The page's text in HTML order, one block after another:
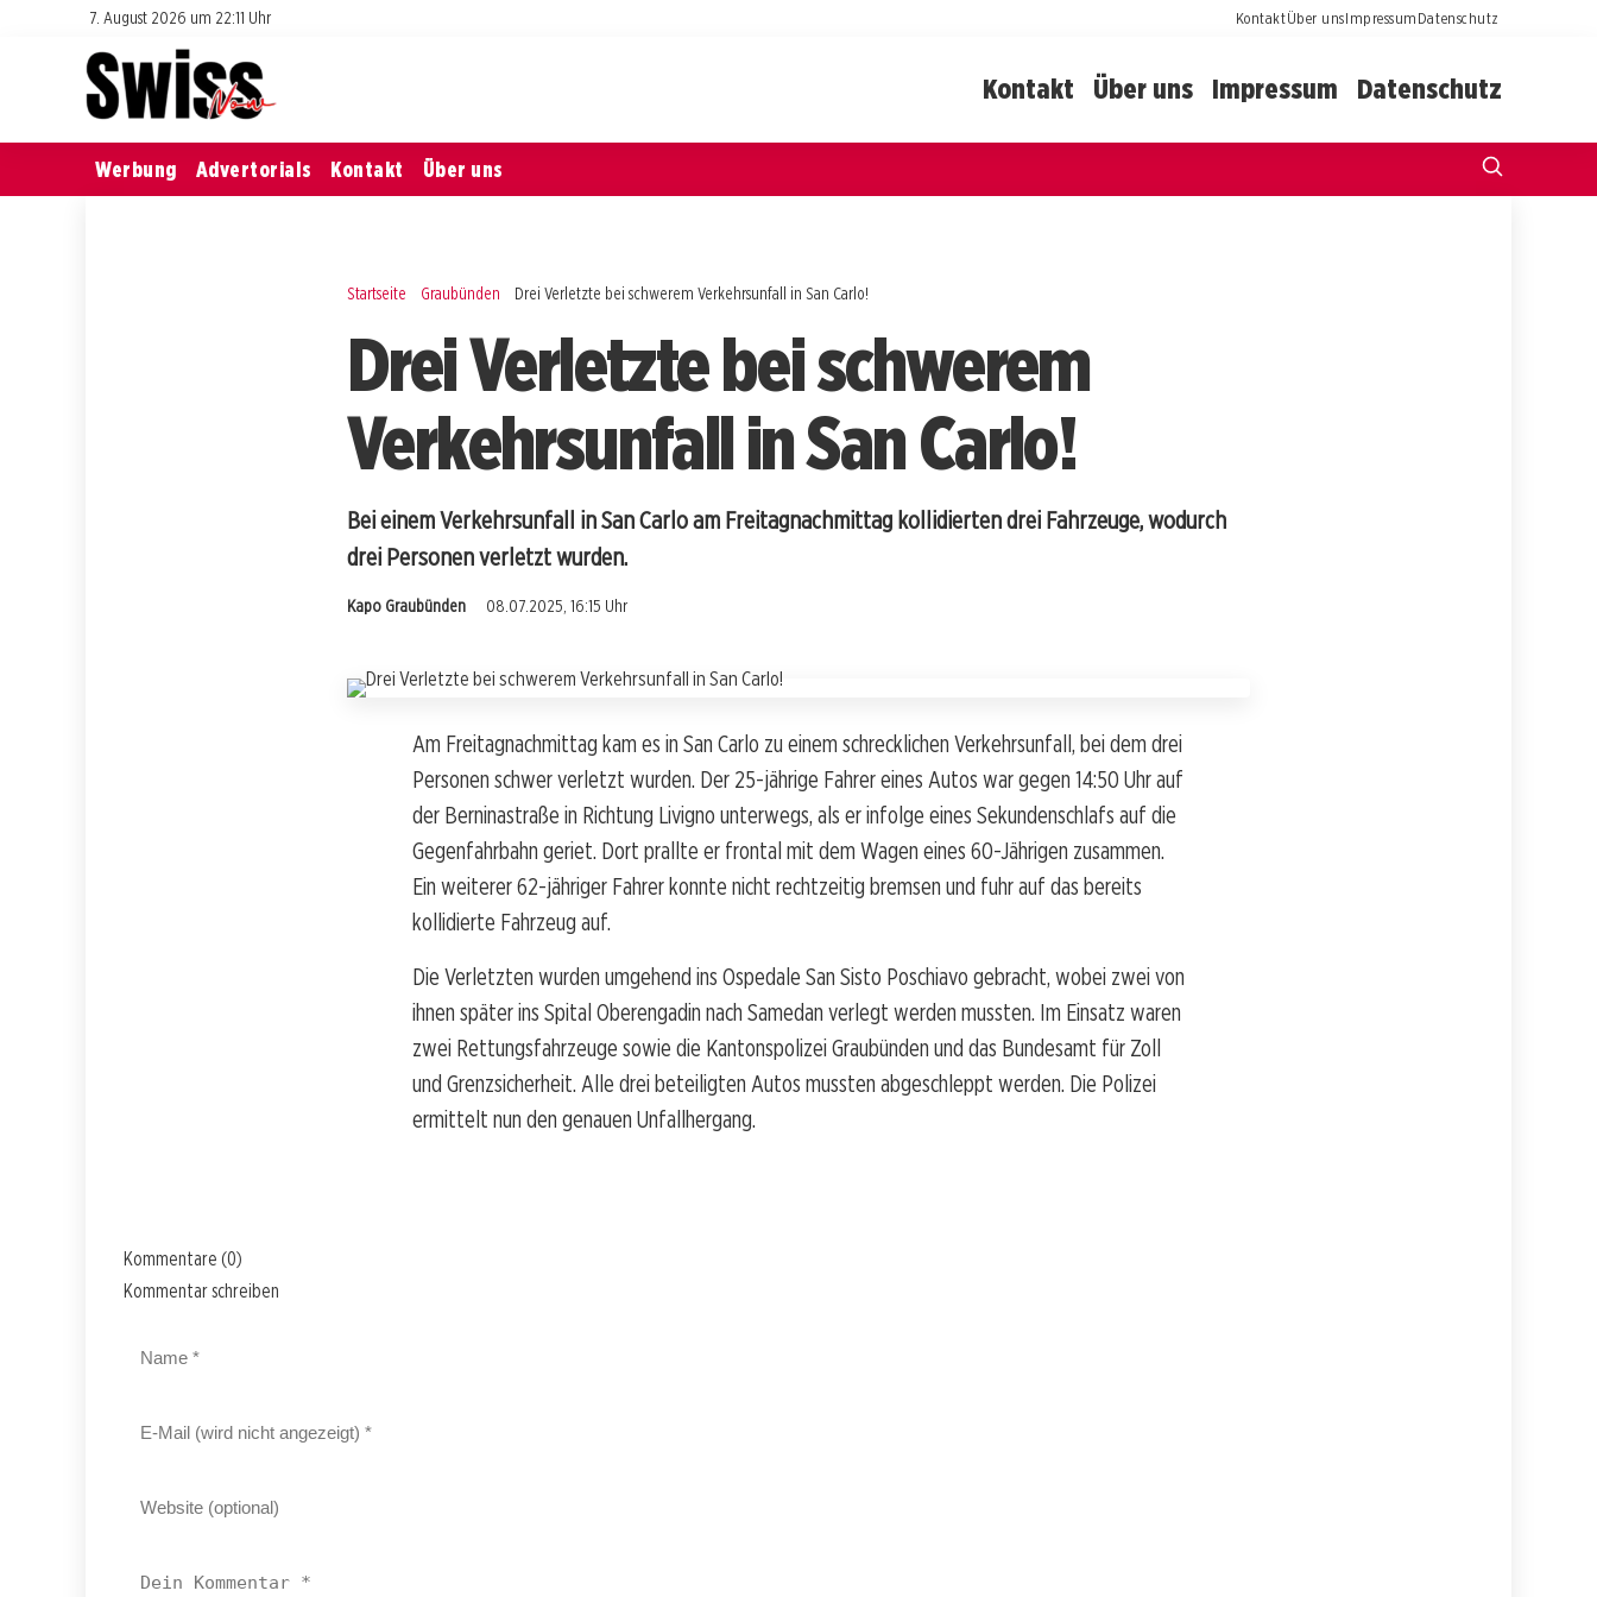
7. August 2026 um 22:11 Uhr KontaktÜber unsImpressumDatenschutz
Kontakt Über uns Impressum Datenschutz
Werbung Advertorials Kontakt Über uns
Startseite Graubünden Drei Verletzte bei schwerem Verkehrsunfall in San Carlo!
Drei Verletzte bei schwerem
Verkehrsunfall in San Carlo!
Bei einem Verkehrsunfall in San Carlo am Freitagnachmittag kollidierten drei Fahrzeuge, wodurch
drei Personen verletzt wurden.
Kapo Graubünden 08.07.2025, 16:15 Uhr
Am Freitagnachmittag kam es in San Carlo zu einem schrecklichen Verkehrsunfall, bei dem drei
Personen schwer verletzt wurden. Der 25-jährige Fahrer eines Autos war gegen 14:50 Uhr auf
der Berninastraße in Richtung Livigno unterwegs, als er infolge eines Sekundenschlafs auf die
Gegenfahrbahn geriet. Dort prallte er frontal mit dem Wagen eines 60-Jährigen zusammen.
Ein weiterer 62-jähriger Fahrer konnte nicht rechtzeitig bremsen und fuhr auf das bereits
kollidierte Fahrzeug auf.
Die Verletzten wurden umgehend ins Ospedale San Sisto Poschiavo gebracht, wobei zwei von
ihnen später ins Spital Oberengadin nach Samedan verlegt werden mussten. Im Einsatz waren
zwei Rettungsfahrzeuge sowie die Kantonspolizei Graubünden und das Bundesamt für Zoll
und Grenzsicherheit. Alle drei beteiligten Autos mussten abgeschleppt werden. Die Polizei
ermittelt nun den genauen Unfallhergang.
Kommentare (0)
Kommentar schreiben